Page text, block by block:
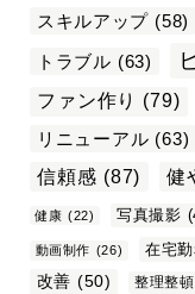
スキルアップ (58)
トラブル (63)
ファン作り (79)
リニューアル (63)
信頼感 (87) 健
健康 (22) 写真撮影
動画制作 (26) 在宅
改善 (50) 整理整頓